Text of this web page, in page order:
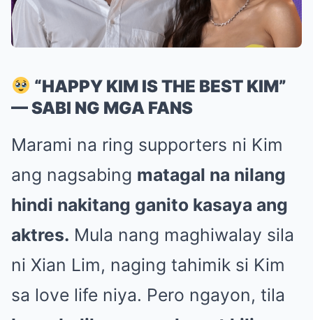
“HAPPY KIM IS THE BEST KIM”
— SABI NG MGA FANS
Marami na ring supporters ni Kim
ang nagsabing matagal na nilang
hindi nakitang ganito kasaya ang
aktres. Mula nang maghiwalay sila
ni Xian Lim, naging tahimik si Kim
sa love life niya. Pero ngayon, tila